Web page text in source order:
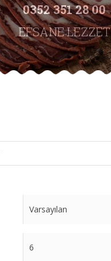
0352 351 28 00
EFSANE LEZZET